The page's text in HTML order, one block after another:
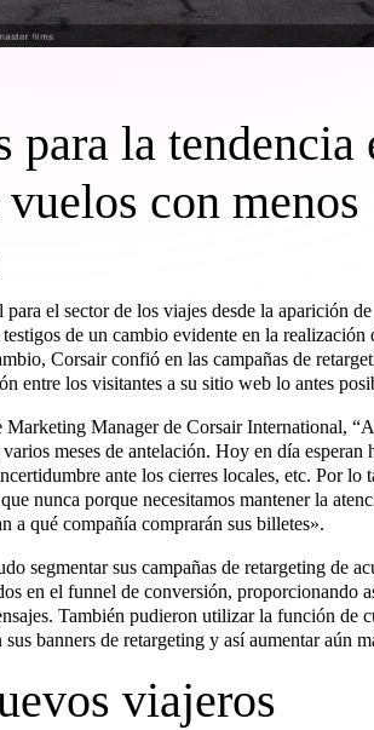
para la tendencia
con menos
el sector de los viajes desde la aparición
de un cambio evidente en la realización
Corsair confió en las campañas de
entre los visitantes a su sitio web lo antes
Marketing Manager de Corsair International,
meses de antelación. Hoy en día esperan
ante los cierres locales, etc. Por lo
nunca porque necesitamos mantener la
a qué compañía comprarán sus billetes».
segmentar sus campañas de retargeting de
en el funnel de conversión, proporcionando
También pudieron utilizar la función de
banners de retargeting y así aumentar aún
viajeros